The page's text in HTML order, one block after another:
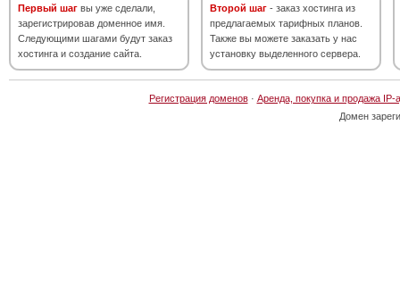
Первый шаг вы уже сделали,
зарегистрировав доменное имя.
Следующими шагами будут заказ
хостинга и создание сайта.
Второй шаг - заказ хостинга из
предлагаемых тарифных планов.
Также вы можете заказать у нас
установку выделенного сервера.
Регистрация доменов· Аренда, покупка и продажа IP-
Домен